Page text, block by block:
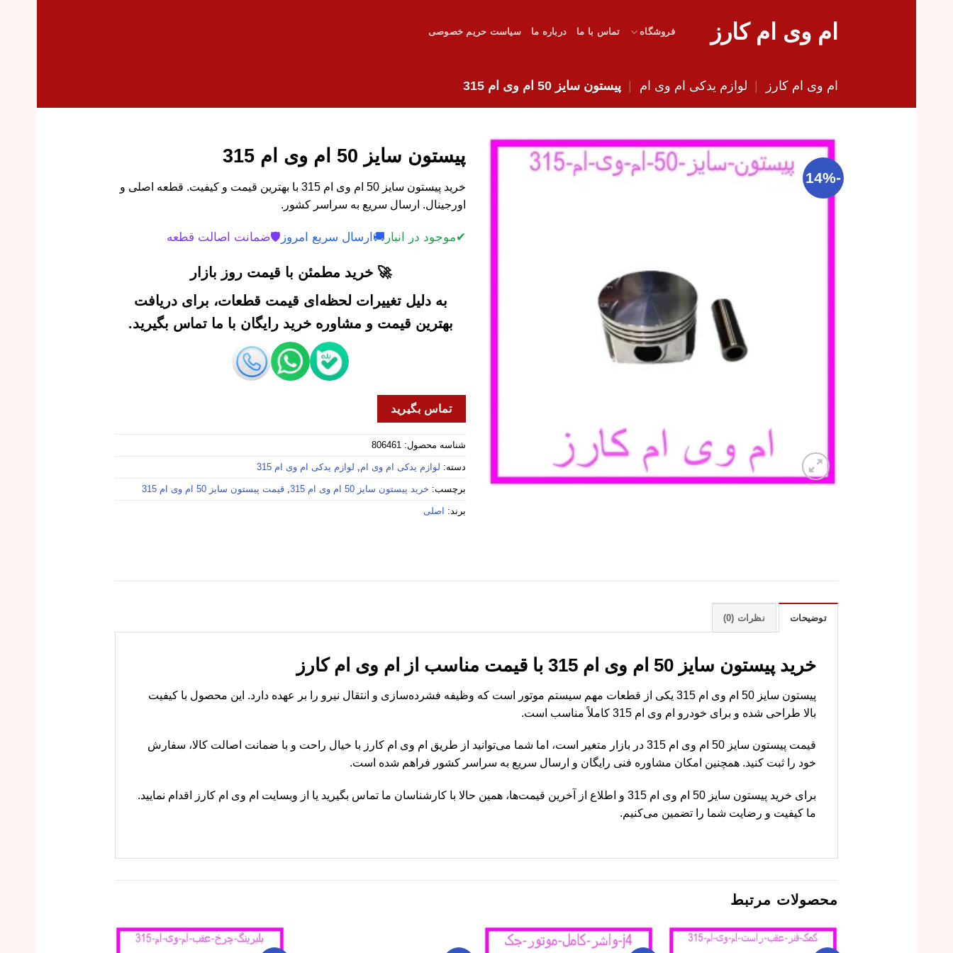
ام وی ام کارز فروشگاه تماس با ما درباره ما سیاست حریم خصوصی
ام وی ام کارز | لوازم یدکی ام وی ام | پیستون سایز 50 ام وی ام 315
-14%
پیستون سایز 50 ام وی ام 315
خرید پیستون سایز 50 ام وی ام 315 با بهترین قیمت و کیفیت. قطعه اصلی و
اورجینال. ارسال سریع به سراسر کشور.
✔موجود در انبار 🚚 ارسال سریع امروز 🛡️ضمانت اصالت قطعه
🚀 خرید مطمئن با قیمت روز بازار
به دلیل تغییرات لحظه‌ای قیمت قطعات، برای دریافت
بهترین قیمت و مشاوره خرید رایگان با ما تماس بگیرید.
تماس بگیرید
شناسه محصول: 806461
دسته: لوازم یدکی ام وی ام لوازم یدکی ام وی ام 315
برچسب: خرید پیستون سایز 50 ام وی ام 315 قیمت پیستون سایز 50 ام وی ام 315
برند: اصلی
توضیحات نظرات (0)
خرید پیستون سایز 50 ام وی ام 315 با قیمت مناسب از ام وی ام کارز
پیستون سایز 50 ام وی ام 315 یکی از قطعات مهم سیستم موتور است که وظیفه فشرده‌سازی و انتقال نیرو را بر عهده دارد. این محصول با کیفیت
بالا طراحی شده و برای خودرو ام وی ام 315 کاملاً مناسب است.
قیمت پیستون سایز 50 ام وی ام 315 در بازار متغیر است، اما شما می‌توانید از طریق ام وی ام کارز با خیال راحت و با ضمانت اصالت کالا، سفارش
خود را ثبت کنید. همچنین امکان مشاوره فنی رایگان و ارسال سریع به سراسر کشور فراهم شده است.
برای خرید پیستون سایز 50 ام وی ام 315 و اطلاع از آخرین قیمت‌ها، همین حالا با کارشناسان ما تماس بگیرید یا از وبسایت ام وی ام کارز اقدام نمایید.
ما کیفیت و رضایت شما را تضمین می‌کنیم.
محصولات مرتبط